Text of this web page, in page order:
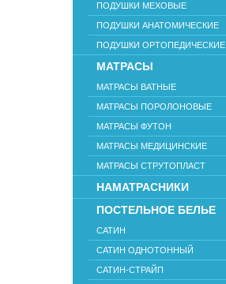
ПОДУШКИ МЕХОВЫЕ
ПОДУШКИ АНАТОМИЧЕСКИЕ
ПОДУШКИ ОРТОПЕДИЧЕСКИЕ
МАТРАСЫ
МАТРАСЫ ВАТНЫЕ
МАТРАСЫ ПОРОЛОНОВЫЕ
МАТРАСЫ ФУТОН
МАТРАСЫ МЕДИЦИНСКИЕ
МАТРАСЫ СТРУТОПЛАСТ
НАМАТРАСНИКИ
ПОСТЕЛЬНОЕ БЕЛЬЕ
САТИН
САТИН ОДНОТОННЫЙ
САТИН-СТРАЙП